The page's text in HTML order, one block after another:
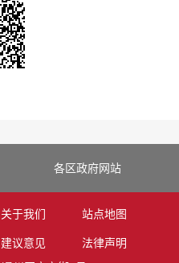
各区政府网站
关于我们 站点地图
建议意见
法律声明